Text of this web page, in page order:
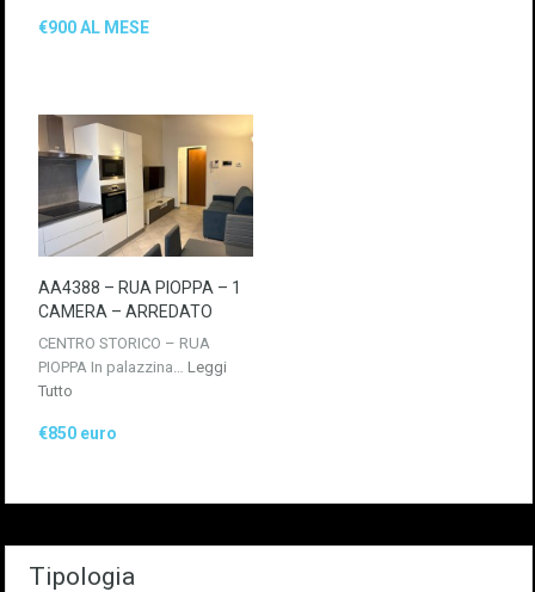
€900 AL MESE
AA4388 – RUA PIOPPA – 1
CAMERA – ARREDATO
CENTRO STORICO – RUA
PIOPPA In palazzina… Leggi
Tutto
€850 euro
Tipologia